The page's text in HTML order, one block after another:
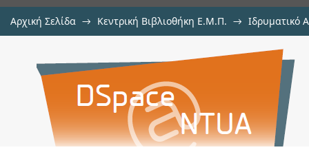
Αρχική Σελίδα → Κεντρική Βιβλιοθήκη Ε.Μ.Π. → Ιδρυματικό
Some geotechnical aspects of